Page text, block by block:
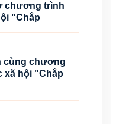
chương trình
"Chắp
cùng chương
xã hội "Chắp